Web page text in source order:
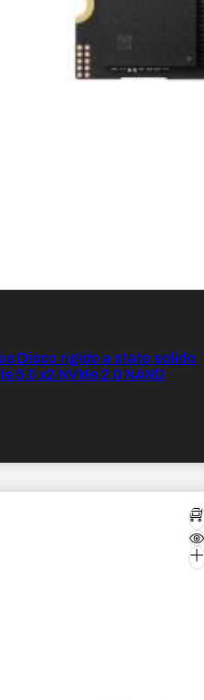
Disco rigido a stato solido
5.0 x2 NVMe 2.0 NAND